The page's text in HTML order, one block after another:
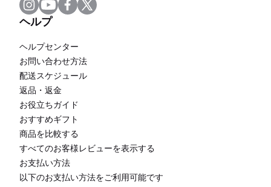
ヘルプ
ヘルプセンター
お問い合わせ方法
配送スケジュール
返品・返金
お役立ちガイド
おすすめギフト
商品を比較する
すべてのお客様レビューを表示する
お支払い方法
以下のお支払い方法をご利用可能です